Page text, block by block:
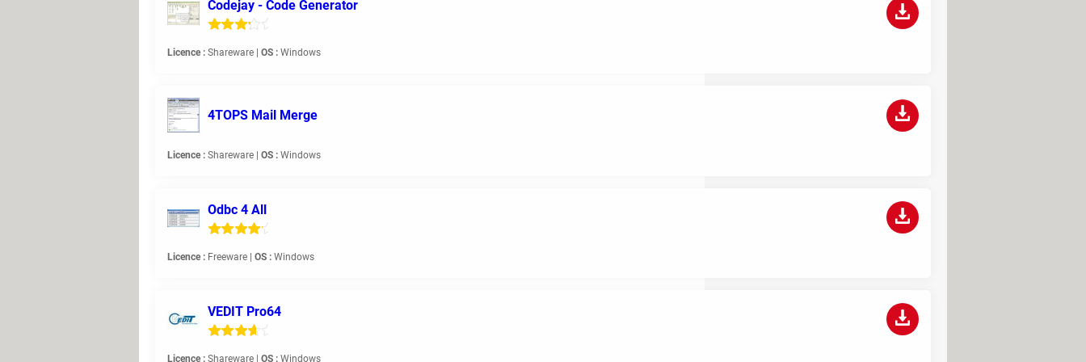
Codejay - Code Generator
Licence : Shareware | OS : Windows
4TOPS Mail Merge
Licence : Shareware | OS : Windows
Odbc 4 All
Licence : Freeware | OS : Windows
VEDIT Pro64
Licence : Shareware | OS : Windows